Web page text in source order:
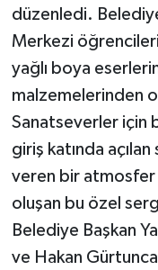
düzenledi.
Merkezi
yağlı boya
malzemelerinden
Sanatseverler için
giriş katında
veren bir atmosfer
oluşan bu özel
Belediye Başkan
ve Hakan